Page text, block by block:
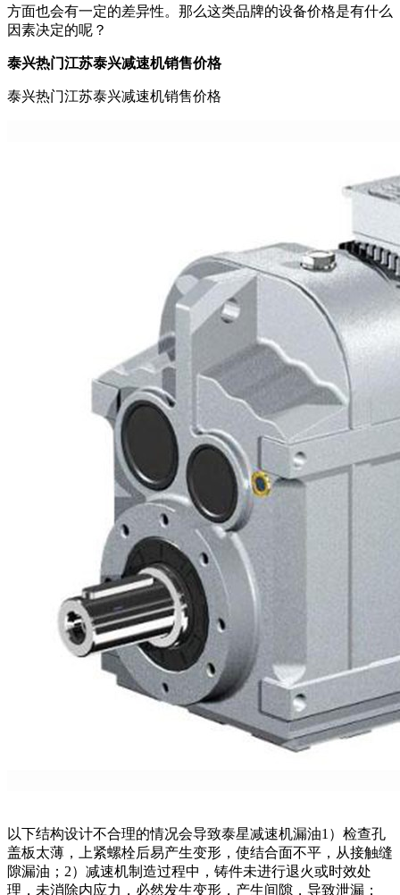
方面也会有一定的差异性。那么这类品牌的设备价格是有什么
因素决定的呢？
泰兴热门江苏泰兴减速机销售价格
泰兴热门江苏泰兴减速机销售价格
以下结构设计不合理的情况会导致泰星减速机漏油1）检查孔
盖板太薄，上紧螺栓后易产生变形，使结合面不平，从接触缝
隙漏油；2）减速机制造过程中，铸件未进行退火或时效处
理，未消除内应力，必然发生变形，产生间隙，导致泄漏；